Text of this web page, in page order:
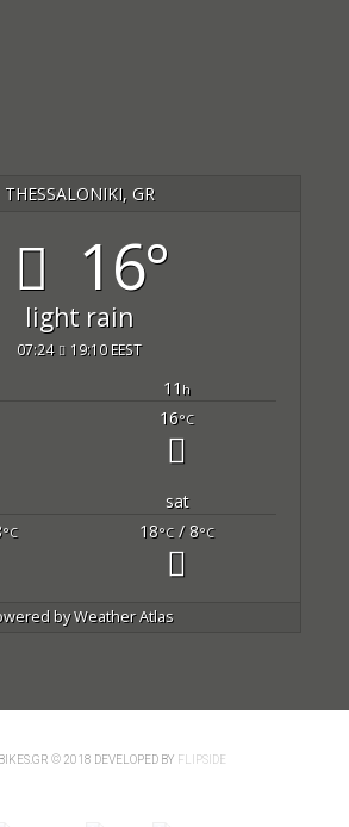
THESSALONIKI, GR
16°
light rain
07:24 19:10 EEST
11 h
16°C
sat
°C 18°C/ 8°C
byWeather Atlas
© 2018 DEVELOPED BY FLIPSIDE